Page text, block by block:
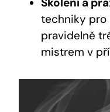
techniky pro
pravidelně
mistrem v